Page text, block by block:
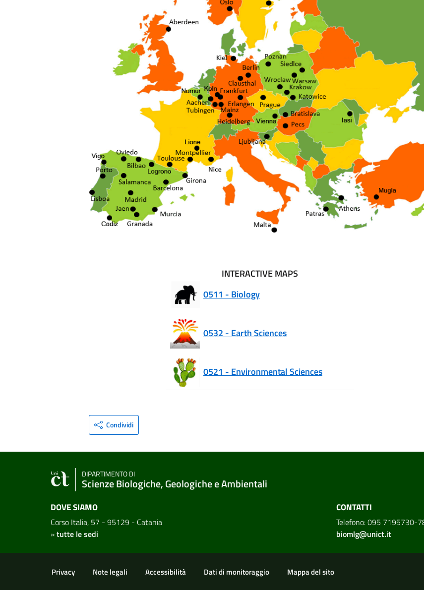
INTERACTIVE MAPS
0511 - Biology
0532 - Earth Sciences
0521 - Environmental Sciences
Condividi
DIPARTIMENTO DI
Scienze Biologiche, Geologiche e Ambientali
DOVE SIAMO
Corso Italia, 57 - 95129 - Catania
»tutte le sedi
CONTATTI
Telefono: 095 7195730-
biomlg@unict.it
Privacy Note legali Accessibilità Dati di monitoraggio Mappa del sito